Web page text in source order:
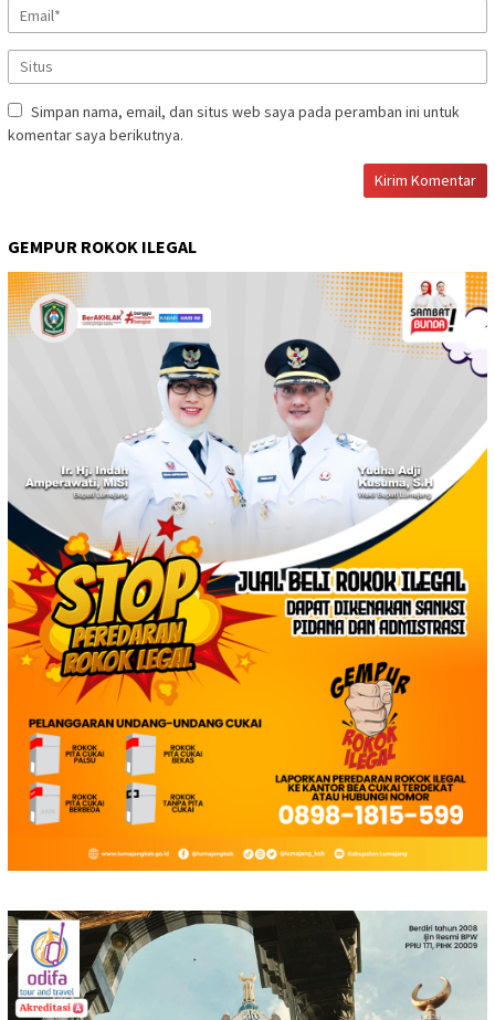
Simpan nama, email, dan situs web saya pada peramban ini untuk
komentar saya berikutnya.
GEMPUR ROKOK ILEGAL